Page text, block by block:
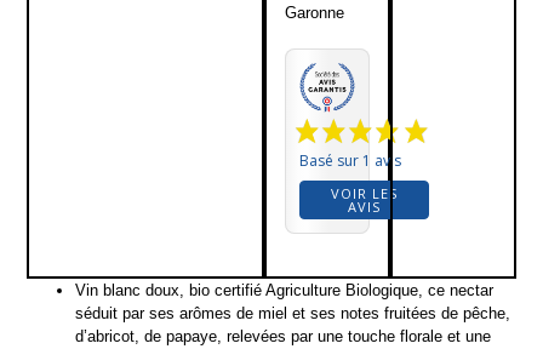
Garonne
Basé sur 1 avis
VOIR LES
AVIS
Vin blanc doux, bio certifié Agriculture Biologique, ce nectar
séduit par ses arômes de miel et ses notes fruitées de pêche,
d’abricot, de papaye, relevées par une touche florale et une